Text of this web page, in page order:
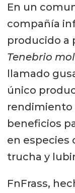
En un
compañía
producido a
Tenebrio
llamado
único
rendimiento
beneficios
en especies
trucha y
FnFrass,